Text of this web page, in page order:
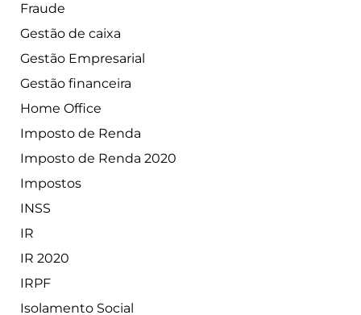
Fraude
Gestão de caixa
Gestão Empresarial
Gestão financeira
Home Office
Imposto de Renda
Imposto de Renda 2020
Impostos
INSS
IR
IR 2020
IRPF
Isolamento Social